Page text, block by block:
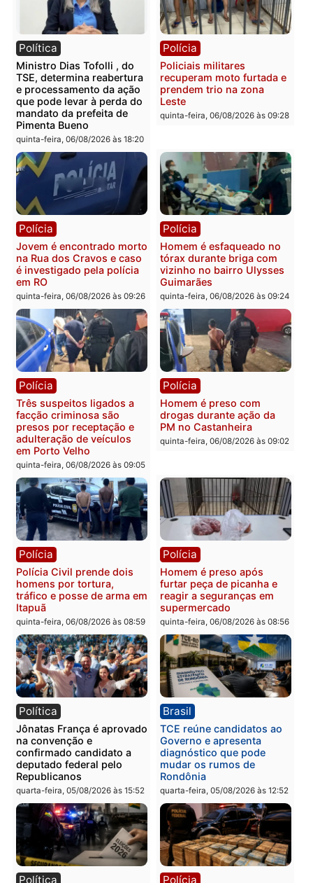
Categorias
Política
Você também vai querer ler...
Política
Ministro Dias Tofolli , do
TSE, determina reabertura
e processamento da ação
que pode levar à perda do
mandato da prefeita de
Pimenta Bueno
quinta-feira, 06/08/2026 às 18:20
Polícia
Policiais militares
recuperam moto furtada
prendem trio na zona
Leste
quinta-feira, 06/08/2026 às
Polícia
Jovem é encontrado morto
na Rua dos Cravos e caso
é investigado pela polícia
em RO
quinta-feira, 06/08/2026 às 09:26
Polícia
Homem é esfaqueado no
tórax durante briga com
vizinho no bairro
quinta-feira, 06/08/2026 às
Polícia
Três suspeitos ligados a
facção criminosa são
presos por receptação e
adulteração de veículos
em Porto Velho
quinta-feira, 06/08/2026 às 09:05
Polícia
Homem é preso com
drogas durante ação da
PM no Castanheira
quinta-feira, 06/08/2026 às
Polícia
Polícia Civil prende dois
homens por tortura,
tráfico e posse de arma em
Itapuã
quinta-feira, 06/08/2026 às 08:59
Polícia
Homem é preso após
furtar peça de picanha e
reagir a seguranças em
supermercado
quinta-feira, 06/08/2026 às